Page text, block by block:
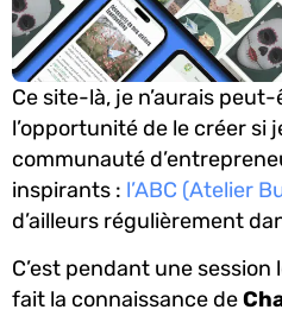
Ce site-là, je n’aurais
l’opportunité de le créer si
communauté
inspirants : l’ABC (Atelier
d’ailleurs régulièrement
C’est pendant une session
fait la connaissance de